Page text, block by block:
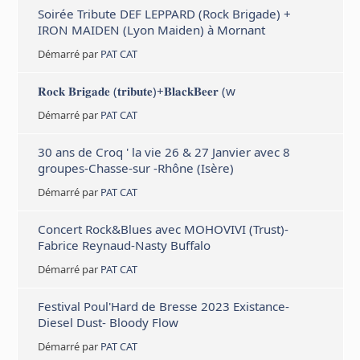
Soirée Tribute DEF LEPPARD (Rock Brigade) +
IRON MAIDEN (Lyon Maiden) à Mornant
Démarré par PAT CAT
𝐑𝐨𝐜𝐤 𝐁𝐫𝐢𝐠𝐚𝐝𝐞 (𝐭𝐫𝐢𝐛𝐮𝐭𝐞)+𝐁𝐥𝐚𝐜𝐤𝐁𝐞𝐞𝐫 (w
Démarré par PAT CAT
30 ans de Croq ' la vie 26 & 27 Janvier avec 8
groupes-Chasse-sur -Rhône (Isère)
Démarré par PAT CAT
Concert Rock&Blues avec MOHOVIVI (Trust)-
Fabrice Reynaud-Nasty Buffalo
Démarré par PAT CAT
Festival Poul'Hard de Bresse 2023 Existance-
Diesel Dust- Bloody Flow
Démarré par PAT CAT